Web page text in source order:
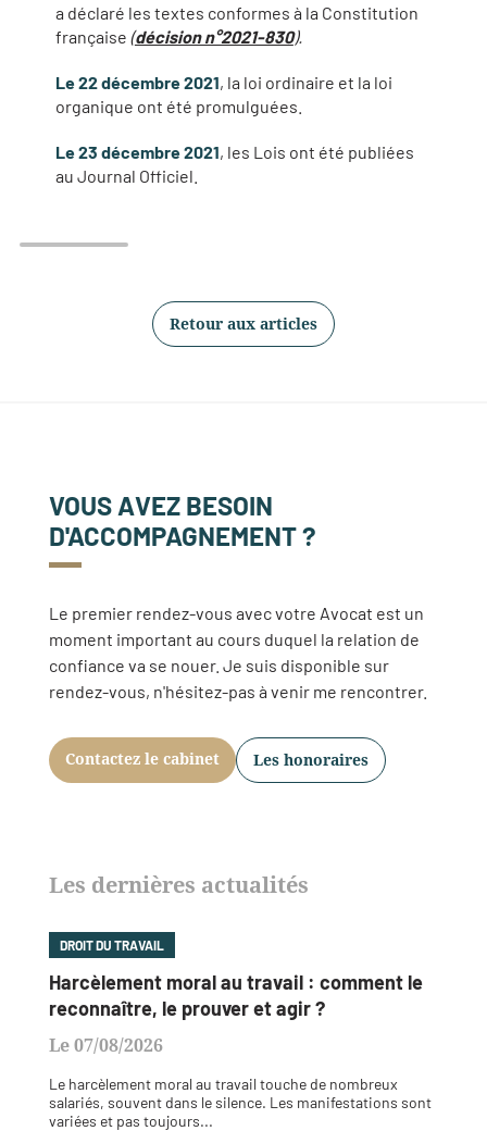
a déclaré les textes conformes à la Constitution
française (décision n°2021-830).
Le 22 décembre 2021, la loi ordinaire et la loi
organique ont été promulguées.
Le 23 décembre 2021, les Lois ont été publiées
au Journal Officiel.
Retour aux articles
VOUS AVEZ BESOIN
D'ACCOMPAGNEMENT ?
Le premier rendez-vous avec votre Avocat est un
moment important au cours duquel la relation de
confiance va se nouer. Je suis disponible sur
rendez-vous, n'hésitez-pas à venir me rencontrer.
Contactez le cabinet Les honoraires
Les dernières actualités
DROIT DU TRAVAIL
Harcèlement moral au travail : comment le
reconnaître, le prouver et agir ?
Le 07/08/2026
Le harcèlement moral au travail touche de nombreux
salariés, souvent dans le silence. Les manifestations sont
variées et pas toujours...